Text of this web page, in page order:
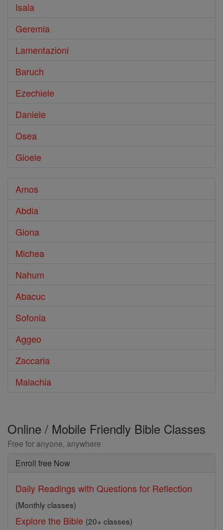
Isaia
Geremia
Lamentazioni
Baruch
Ezechiele
Daniele
Osea
Gioele
Amos
Abdia
Giona
Michea
Nahum
Abacuc
Sofonia
Aggeo
Zaccaria
Malachia
Online / Mobile Friendly Bible Classes
Free for anyone, anywhere
Enroll free Now
Daily Readings with Questions for Reflection
(Monthly classes)
Explore the Bible (20+ classes)